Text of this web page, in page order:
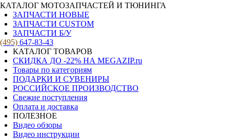
КАТАЛОГ МОТОЗАПЧАСТЕЙ И ТЮНИНГА
ЗАПЧАСТИ НОВЫЕ
ЗАПЧАСТИ CUSTOM
ЗАПЧАСТИ Б/У
(495) 647-83-43
КАТАЛОГ ТОВАРОВ
СКИДКА ДО -22% НА MEGAZIP.ru
Товары по категориям
ПОДАРКИ И СУВЕНИРЫ
РОССИЙСКОЕ ПРОИЗВОДСТВО
Свежие поступления
Оплата и доставка
ПОЛЕЗНОЕ
Видео обзоры
Видео инструкции